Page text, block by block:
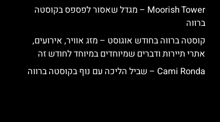
‪‪Moorish Tower‬‬ – מגדל שאסור לפספס בקוסטה
ברווה
קוסטה ברווה בחודש אוגוסט – מזג אוויר, אירועים,
אתרי תיירות ודברים שמיוחדים במיוחד לחודש זה
‪‪Cami Ronda‬‬ – שביל הליכה עם נוף בקוסטה ברווה